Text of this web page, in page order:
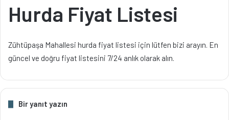
Hurda Fiyat Listesi
Zühtüpaşa Mahallesi hurda fiyat listesi için lütfen bizi arayın. En
güncel ve doğru fiyat listesini 7/24 anlık olarak alın.
Bir yanıt yazın